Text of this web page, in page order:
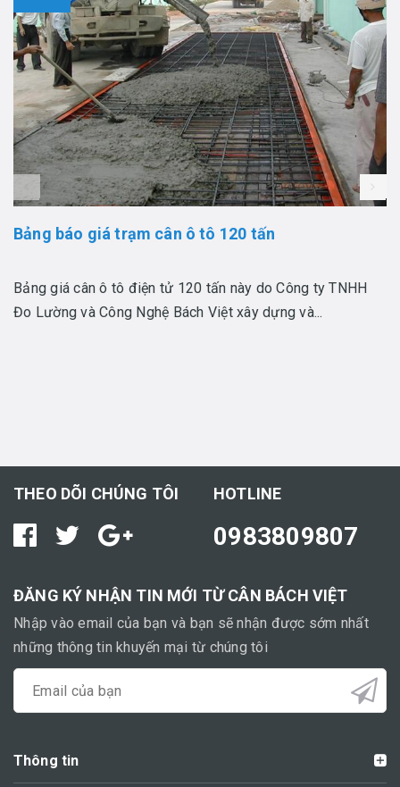
Bảng báo giá trạm cân ô tô 120 tấn
Bảng giá cân ô tô điện tử 120 tấn này do Công ty TNHH
Đo Lường và Công Nghệ Bách Việt xây dựng và...
prev
THEO DÕI CHÚNG TÔI HOTLINE
0983809807
ĐĂNG KÝ NHẬN TIN MỚI TỪ CÂN BÁCH VIỆT
Nhập vào email của bạn và bạn sẽ nhận được sớm nhất
những thông tin khuyến mại từ chúng tôi
Thông tin